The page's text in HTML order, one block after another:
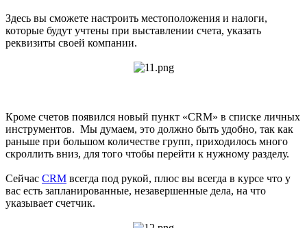
Здесь вы сможете настроить местоположения и налоги,
которые будут учтены при выставлении счета, указать
реквизиты своей компании.
Кроме счетов появился новый пункт «CRM» в списке личных
инструментов. Мы думаем, это должно быть удобно, так как
раньше при большом количестве групп, приходилось много
скроллить вниз, для того чтобы перейти к нужному разделу.
Сейчас CRM всегда под рукой, плюс вы всегда в курсе что у
вас есть запланированные, незавершенные дела, на что
указывает счетчик.